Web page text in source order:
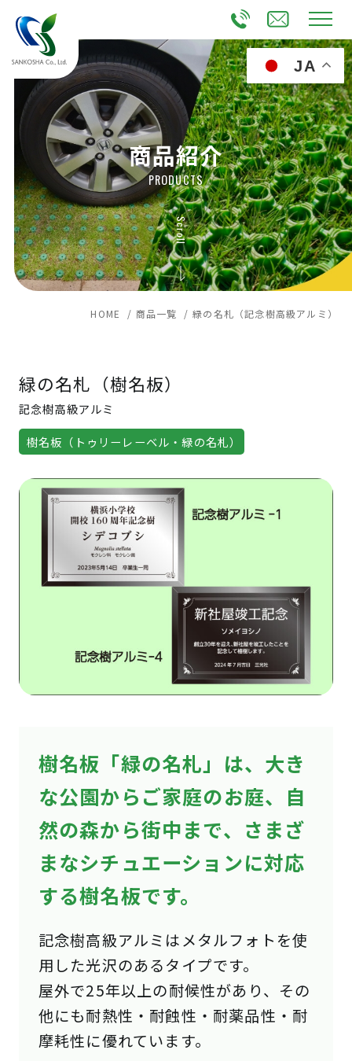
JA
商品紹介
PRODUCTS
Scroll
HOME / 商品一覧 / 緑の名札（記念樹高級アルミ）
緑の名札（樹名板）
記念樹高級アルミ
樹名板（トゥリーレーベル・緑の名札）
樹名板「緑の名札」は、大き
な公園からご家庭のお庭、自
然の森から街中まで、さまざ
まなシチュエーションに対応
する樹名板です。
記念樹高級アルミはメタルフォトを使
用した光沢のあるタイプです。
屋外で25年以上の耐候性があり、その
他にも耐熱性・耐蝕性・耐薬品性・耐
摩耗性に優れています。